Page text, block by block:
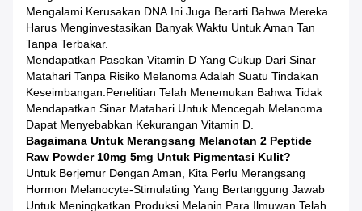
Mengalami Kerusakan DNA.Ini Juga Berarti Bahwa Mereka
Harus Menginvestasikan Banyak Waktu Untuk Aman Tan
Tanpa Terbakar.
Mendapatkan Pasokan Vitamin D Yang Cukup Dari Sinar
Matahari Tanpa Risiko Melanoma Adalah Suatu Tindakan
Keseimbangan.Penelitian Telah Menemukan Bahwa Tidak
Mendapatkan Sinar Matahari Untuk Mencegah Melanoma
Dapat Menyebabkan Kekurangan Vitamin D.
Bagaimana Untuk Merangsang Melanotan 2 Peptide
Raw Powder 10mg 5mg Untuk Pigmentasi Kulit?
Untuk Berjemur Dengan Aman, Kita Perlu Merangsang
Hormon Melanocyte-Stimulating Yang Bertanggung Jawab
Untuk Meningkatkan Produksi Melanin.Para Ilmuwan Telah